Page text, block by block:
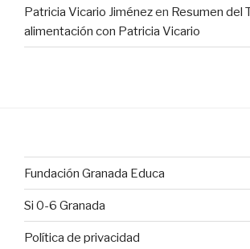
Patricia Vicario Jiménezen Resumen del
alimentación con Patricia Vicario
Fundación Granada Educa
Si 0-6 Granada
Política de privacidad